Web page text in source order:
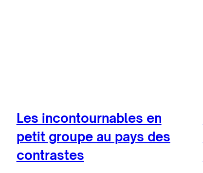
Les incontournables en
petit groupe au pays des
contrastes